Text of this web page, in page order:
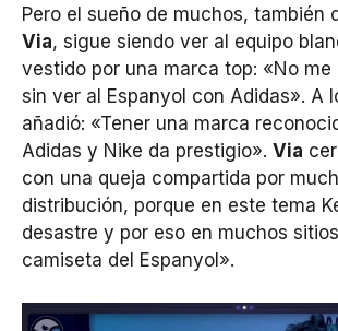
Pero el sueño de muchos, también
Via, sigue siendo ver al equipo
vestido por una marca top: «No me
sin ver al Espanyol con Adidas». A
añadió: «Tener una marca
Adidas y Nike da prestigio». Via
con una queja compartida por
distribución, porque en este tema
desastre y por eso en muchos
camiseta del Espanyol».